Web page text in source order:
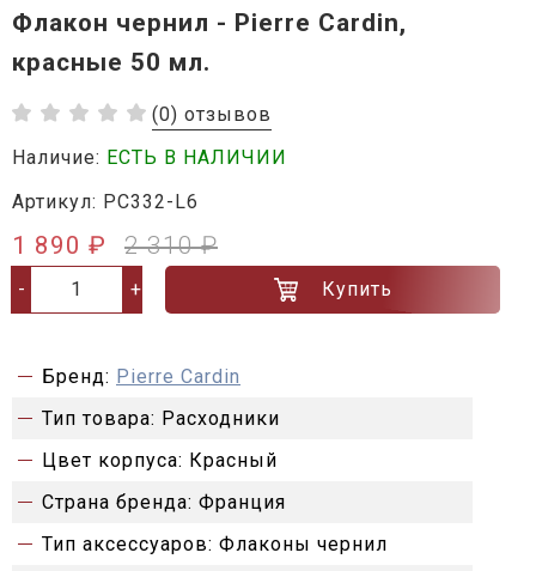
Флакон чернил - Pierre Cardin,
красные 50 мл.
(0) отзывов
Наличие: ЕСТЬ В НАЛИЧИИ
Артикул: PC332-L6
1 890 ₽ 2 310 ₽
- + Купить
Бренд: Pierre Cardin
Тип товара: Расходники
Цвет корпуса: Красный
Страна бренда: Франция
Тип аксессуаров: Флаконы чернил